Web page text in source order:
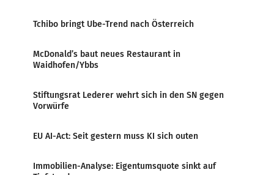
Tchibo bringt Ube-Trend nach Österreich
McDonald’s baut neues Restaurant in
Waidhofen/Ybbs
Stiftungsrat Lederer wehrt sich in den SN gegen
Vorwürfe
EU AI-Act: Seit gestern muss KI sich outen
Immobilien-Analyse: Eigentumsquote sinkt auf